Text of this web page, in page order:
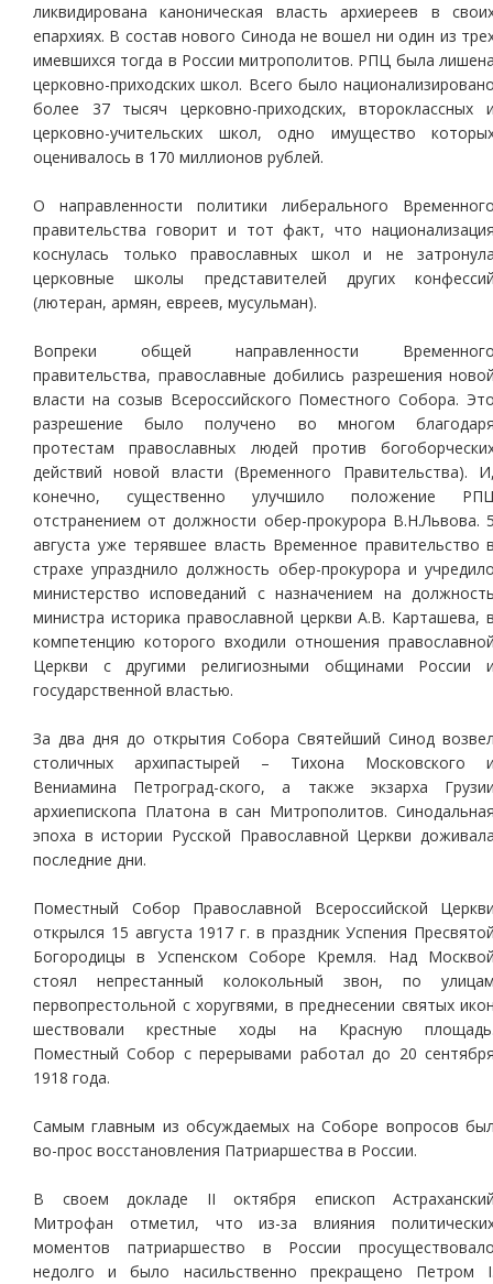
ликвидирована каноническая власть архиереев в
епархиях. В состав нового Синода не вошел ни один из
имевшихся тогда в России митрополитов. РПЦ была
церковно-приходских школ. Всего было
более 37 тысяч церковно-приходских, второклассных
церковно-учительских школ, одно имущество
оценивалось в 170 миллионов рублей.
О направленности политики либерального
правительства говорит и тот факт, что
коснулась только православных школ и не
церковные школы представителей других
(лютеран, армян, евреев, мусульман).
Вопреки общей направленности
правительства, православные добились разрешения
власти на созыв Всероссийского Поместного Собора.
разрешение было получено во многом
протестам православных людей против
действий новой власти (Временного Правительства).
конечно, существенно улучшило положение
отстранением от должности обер-прокурора В.Н.Львова.
августа уже терявшее власть Временное правительство
страхе упразднило должность обер-прокурора и
министерство исповеданий с назначением на
министра историка православной церкви А.В. Карташева,
компетенцию которого входили отношения
Церкви с другими религиозными общинами России
государственной властью.
За два дня до открытия Собора Святейший Синод
столичных архипастырей – Тихона Московского
Вениамина Петроград-ского, а также экзарха
архиепископа Платона в сан Митрополитов.
эпоха в истории Русской Православной Церкви
последние дни.
Поместный Собор Православной Всероссийской
открылся 15 августа 1917 г. в праздник Успения
Богородицы в Успенском Соборе Кремля. Над
стоял непрестанный колокольный звон, по
первопрестольной с хоругвями, в преднесении святых
шествовали крестные ходы на Красную
Поместный Собор с перерывами работал до 20
1918 года.
Самым главным из обсуждаемых на Соборе вопросов
во-прос восстановления Патриаршества в России.
В своем докладе II октября епископ
Митрофан отметил, что из-за влияния
моментов патриаршество в России
недолго и было насильственно прекращено Петром